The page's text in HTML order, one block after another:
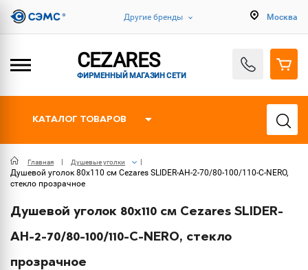
Другие бренды Москва
CEZARES
ФИРМЕННЫЙ МАГАЗИН СЕТИ
КАТАЛОГ ТОВАРОВ
Главная Душевые уголки
Душевой уголок 80х110 см Cezares SLIDER-AH-2-70/80-100/110-C-NERO,
стекло прозрачное
Душевой уголок 80х110 см Cezares SLIDER-
AH-2-70/80-100/110-C-NERO, стекло
прозрачное